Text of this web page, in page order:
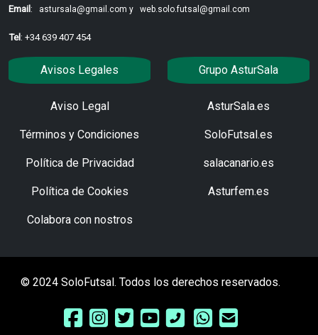
Email: astursala@gmail.com y web.solo.futsal@gmail.com
Tel: +34 639 407 454
Avisos Legales
Aviso Legal
Términos y Condiciones
Política de Privacidad
Política de Cookies
Colabora con nostros
Grupo AsturSala
AsturSala.es
SoloFutsal.es
salacanario.es
Asturfem.es
© 2024 SoloFutsal. Todos los derechos reservados.